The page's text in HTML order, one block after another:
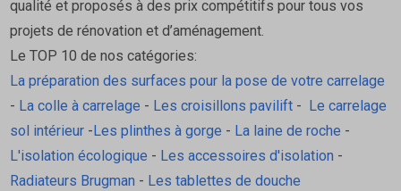
qualité et proposés à des prix compétitifs pour tous vos
projets de rénovation et d’aménagement.
Le TOP 10 de nos catégories:
La préparation des surfaces pour la pose de votre carrelage
- La colle à carrelage - Les croisillons pavilift-
Le carrelage
sol intérieur- Les plinthes à gorge - La laine de roche -
L'isolation écologique - Les accessoires d'isolation -
Radiateurs Brugman - Les tablettes de douche